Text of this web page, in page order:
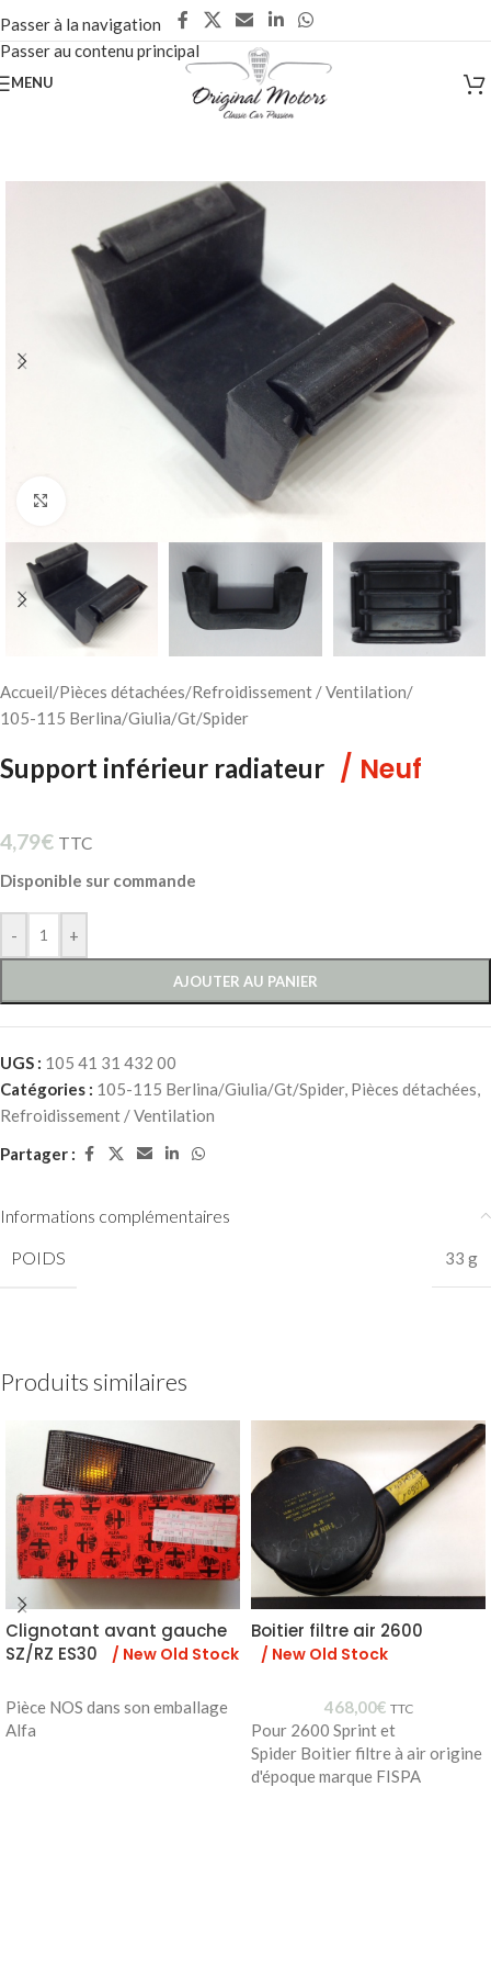
Passer à la navigation
Passer au contenu principal
MENU
Accueil/Pièces détachées/Refroidissement / Ventilation/
105-115 Berlina/Giulia/Gt/Spider
Support inférieur radiateur / Neuf
4,79€ TTC
Disponible sur commande
- +
AJOUTER AU PANIER
UGS : 105 41 31 432 00
Catégories : 105-115 Berlina/Giulia/Gt/Spider, Pièces détachées,
Refroidissement / Ventilation
Partager :
Informations complémentaires
POIDS
33 g
Produits similaires
Clignotant avant gauche
SZ/RZ ES30
/ New Old Stock
Pièce NOS dans son emballage
Alfa
Boitier filtre air 2600
/ New Old Stock
468,00€ TTC
Pour 2600 Sprint et
Spider Boitier filtre à air origine
d'époque marque FISPA